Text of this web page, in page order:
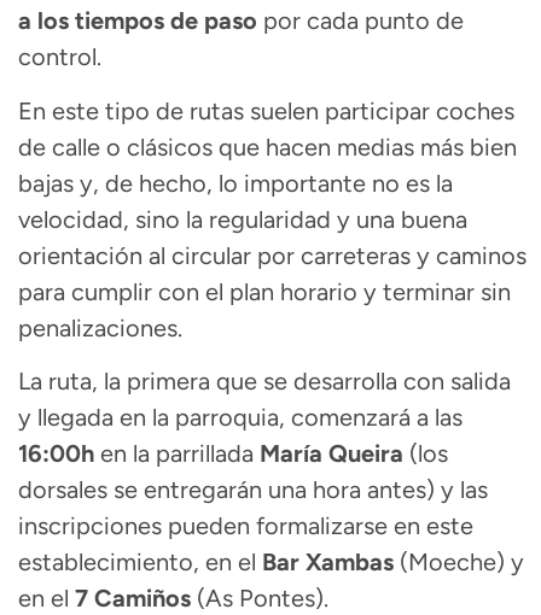
a los tiempos de paso por cada punto de
control.
En este tipo de rutas suelen participar coches
de calle o clásicos que hacen medias más bien
bajas y, de hecho, lo importante no es la
velocidad, sino la regularidad y una buena
orientación al circular por carreteras y caminos
para cumplir con el plan horario y terminar sin
penalizaciones.
La ruta, la primera que se desarrolla con salida
y llegada en la parroquia, comenzará a las
16:00h en la parrillada María Queira (los
dorsales se entregarán una hora antes) y las
inscripciones pueden formalizarse en este
establecimiento, en el Bar Xambas (Moeche) y
en el 7 Camiños (As Pontes).